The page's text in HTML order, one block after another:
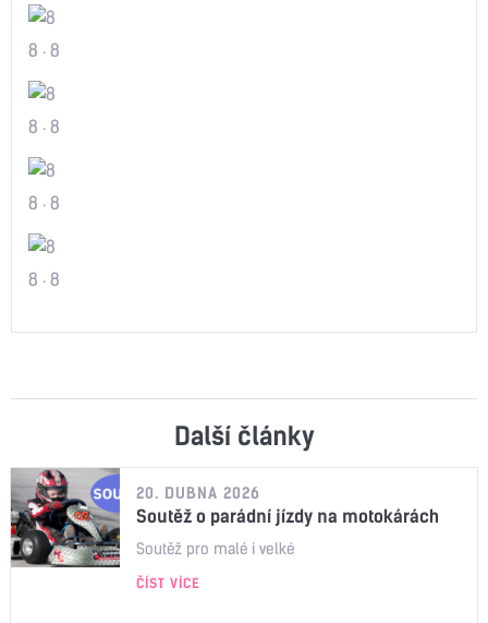
8 8
8 8
8 8
8 8
Další články
20. DUBNA 2026
Soutěž o parádní jízdy na motokárách
Soutěž pro malé i velké
ČÍST VÍCE